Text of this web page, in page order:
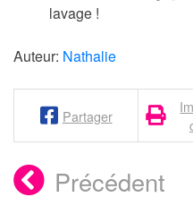
lavage !
Auteur: Nathalie
Partager
Précédent